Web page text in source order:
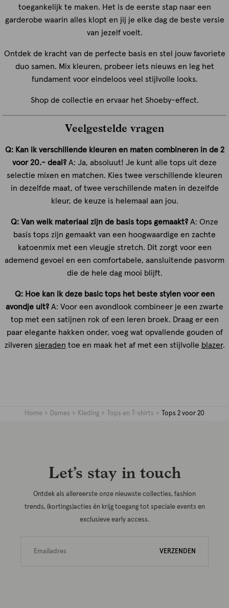
toegankelijk te maken. Het is de eerste stap naar een
garderobe waarin alles klopt en jij je elke dag de beste versie
van jezelf voelt.
Ontdek de kracht van de perfecte basis en stel jouw favoriete
duo samen. Mix kleuren, probeer iets nieuws en leg het
fundament voor eindeloos veel stijlvolle looks.
Shop de collectie en ervaar het Shoeby-effect.
Veelgestelde vragen
Q: Kan ik verschillende kleuren en maten combineren in de 2
voor 20.- deal? A: Ja, absoluut! Je kunt alle tops uit deze
selectie mixen en matchen. Kies twee verschillende kleuren
in dezelfde maat, of twee verschillende maten in dezelfde
kleur, de keuze is helemaal aan jou.
Q: Van welk materiaal zijn de basis tops gemaakt? A: Onze
basis tops zijn gemaakt van een hoogwaardige en zachte
katoenmix met een vleugje stretch. Dit zorgt voor een
ademend gevoel en een comfortabele, aansluitende pasvorm
die de hele dag mooi blijft.
Q: Hoe kan ik deze basic tops het beste stylen voor een
avondje uit? A: Voor een avondlook combineer je een zwarte
top met een satijnen rok of een leren broek. Draag er een
paar elegante hakken onder, voeg wat opvallende gouden of
zilveren sieraden toe en maak het af met een stijlvolle blazer.
Home Dames Kleding Tops en T-shirts Tops 2 voor 20
Let’s stay in touch
Ontdek als allereerste onze nieuwste collecties, fashion
trends, (kortings)acties én krijg toegang tot speciale events en
exclusieve early access.
VERZENDEN